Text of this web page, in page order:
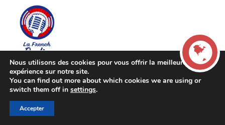
CONTACTS
info@lafrench.radio
Mentions légales
LIVE
Nous utilisons des cookies pour vous offrir la meilleure
expérience sur notre site.
You can find out more about which cookies we are using or
switch them off in settings.
Accepter